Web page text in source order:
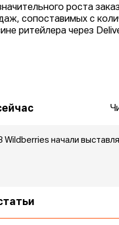
роста
сопоставимых с
ритейлера через
Wildberries начали